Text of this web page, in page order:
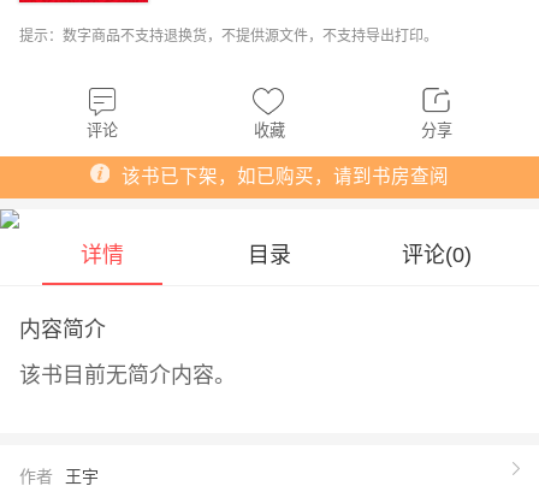
提示：数字商品不支持退换货，不提供源文件，不支持导出打印。
评论 收藏 分享
该书已下架，如已购买，请到书房查阅
详情 目录 评论(0)
内容简介
该书目前无简介内容。
作者 王宇